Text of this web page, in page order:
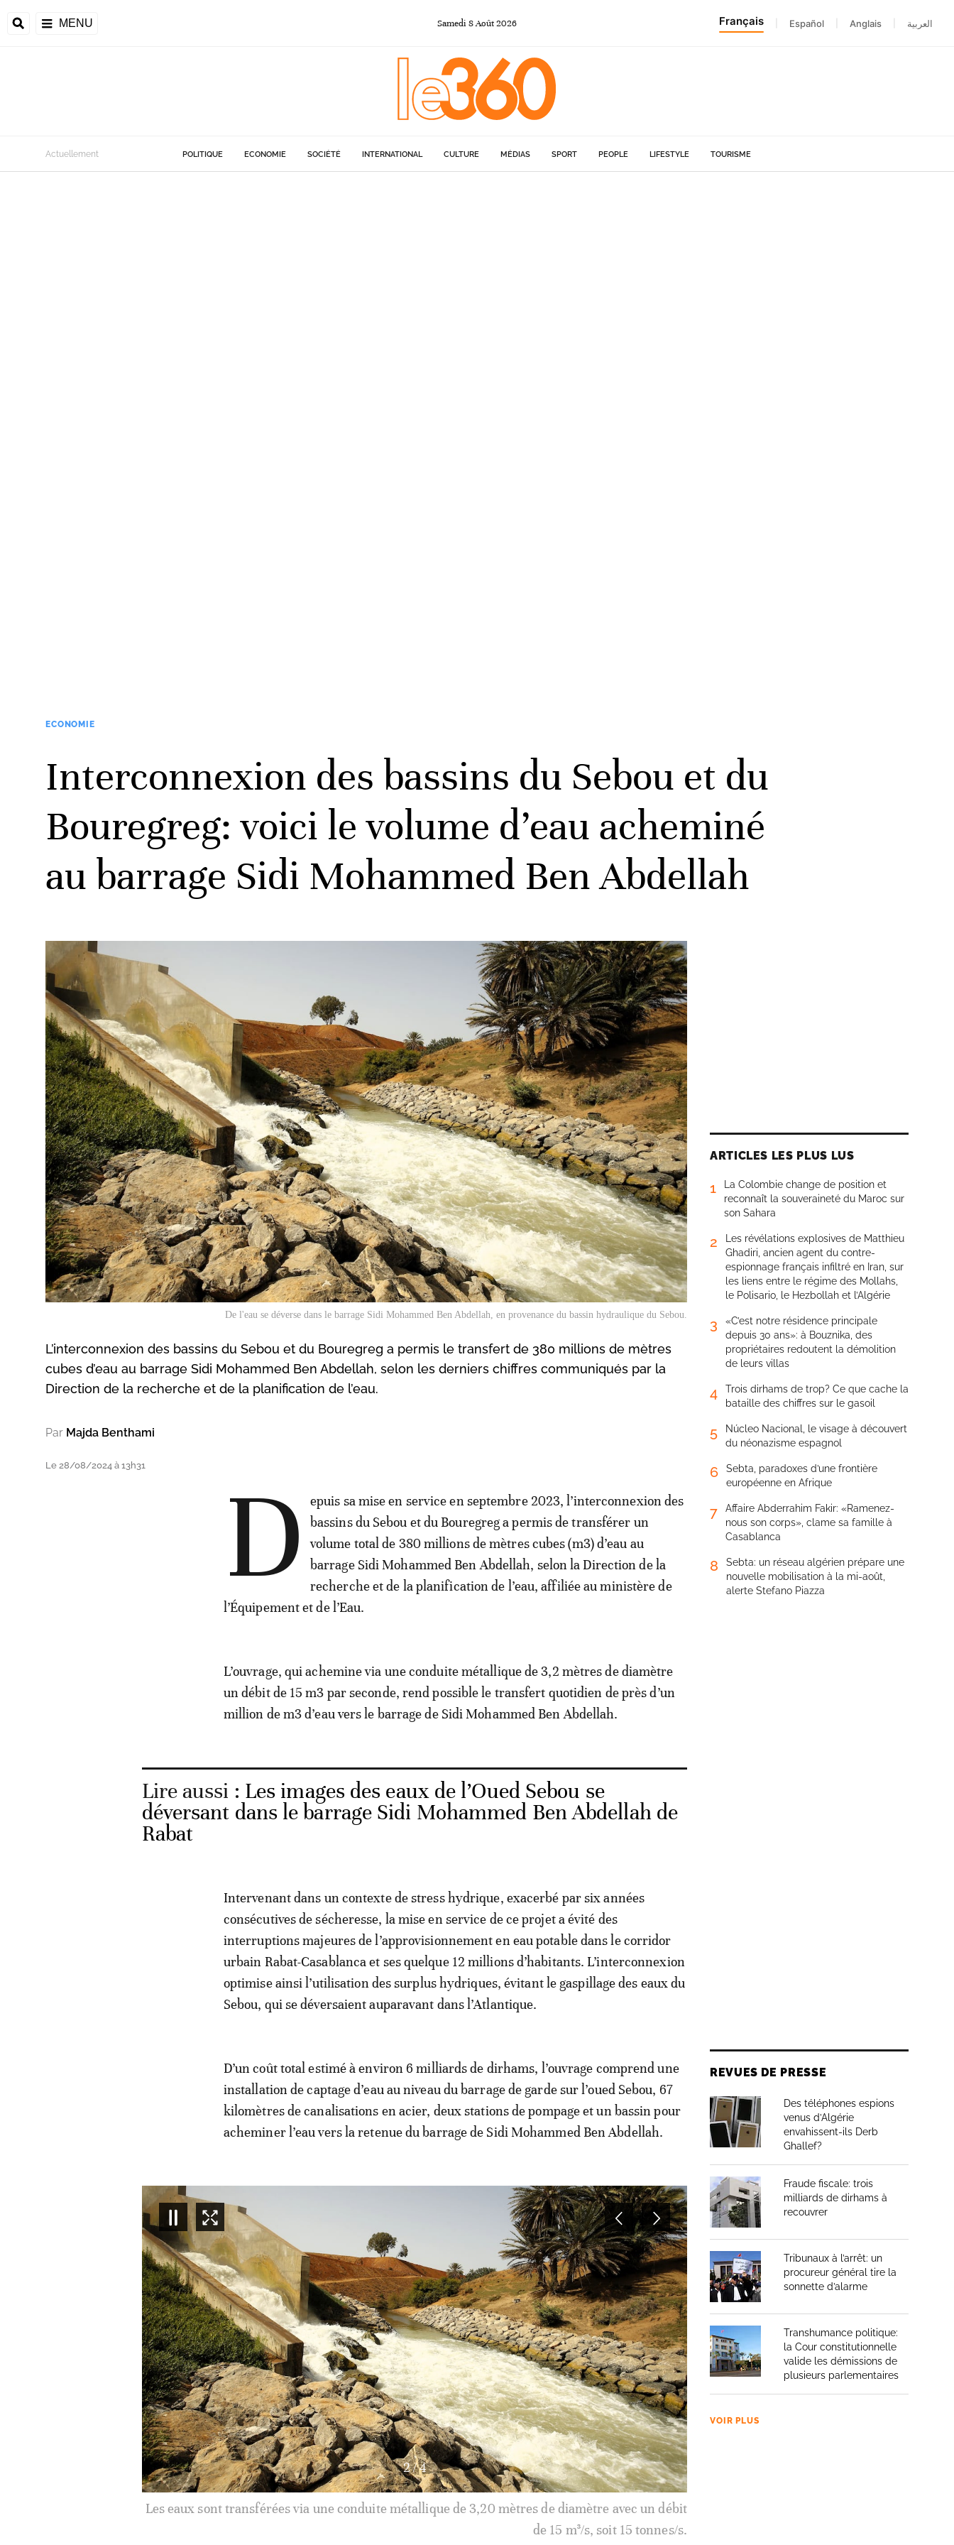
MENU Samedi 8Août2026 Français Español Anglais العربية
Actuellement POLITIQUE ECONOMIE SOCIÉTÉ INTERNATIONAL CULTURE MÉDIAS SPORT PEOPLE LIFESTYLE TOURISME
ECONOMIE
Interconnexion des bassins du Sebou et du
Bouregreg: voici le volume d’eau acheminé
au barrage Sidi Mohammed Ben Abdellah
De l'eau se déverse dans le barrage Sidi Mohammed Ben Abdellah, en provenance du bassin hydraulique du Sebou.
L’interconnexion des bassins du Sebou et du Bouregreg a permis le transfert de 380 millions de mètres
cubes d’eau au barrage Sidi Mohammed Ben Abdellah, selon les derniers chiffres communiqués par la
Direction de la recherche et de la planification de l’eau.
Par Majda Benthami
Le 28/08/2024 à 13h31 D
epuis sa mise en service en septembre 2023, l’interconnexion des
bassins du Sebou et du Bouregreg a permis de transférer un
volume total de 380 millions de mètres cubes (m3) d’eau au
barrage Sidi Mohammed Ben Abdellah, selon la Direction de la
recherche et de la planification de l’eau, affiliée au ministère de
l’Équipement et de l’Eau.
L’ouvrage, qui achemine via une conduite métallique de 3,2 mètres de diamètre
un débit de 15 m3 par seconde, rend possible le transfert quotidien de près d’un
million de m3 d’eau vers le barrage de Sidi Mohammed Ben Abdellah.
Lire aussi : Les images des eaux de l’Oued Sebou se
déversant dans le barrage Sidi Mohammed Ben Abdellah de
Rabat
Intervenant dans un contexte de stress hydrique, exacerbé par six années
consécutives de sécheresse, la mise en service de ce projet a évité des
interruptions majeures de l’approvisionnement en eau potable dans le corridor
urbain Rabat-Casablanca et ses quelque 12 millions d’habitants. L’interconnexion
optimise ainsi l’utilisation des surplus hydriques, évitant le gaspillage des eaux du
Sebou, qui se déversaient auparavant dans l’Atlantique.
D’un coût total estimé à environ 6 milliards de dirhams, l’ouvrage comprend une
installation de captage d’eau au niveau du barrage de garde sur l’oued Sebou, 67
kilomètres de canalisations en acier, deux stations de pompage et un bassin pour
acheminer l’eau vers la retenue du barrage de Sidi Mohammed Ben Abdellah.
3/4
Les eaux sont transférées via une conduite métallique de 3,20 mètres de diamètre avec un débit
de 15 m³/s, soit 15 tonnes/s.
ARTICLES LES PLUS LUS
1
La Colombie change de position et
reconnaît la souveraineté du Maroc sur
son Sahara
2
Les révélations explosives de Matthieu
Ghadiri, ancien agent du contre-
espionnage français infiltré en Iran, sur
les liens entre le régime des Mollahs,
le Polisario, le Hezbollah et l’Algérie
3
«C’est notre résidence principale
depuis 30 ans»: à Bouznika, des
propriétaires redoutent la démolition
de leurs villas
4
Trois dirhams de trop? Ce que cache la
bataille des chiffres sur le gasoil
5
Núcleo Nacional, le visage à découvert
du néonazisme espagnol
6
Sebta, paradoxes d’une frontière
européenne en Afrique
7
Affaire Abderrahim Fakir: «Ramenez-
nous son corps», clame sa famille à
Casablanca
8
Sebta: un réseau algérien prépare une
nouvelle mobilisation à la mi-août,
alerte Stefano Piazza
REVUES DE PRESSE
Des téléphones espions
venus d’Algérie
envahissent-ils Derb
Ghallef?
Fraude fiscale: trois
milliards de dirhams à
recouvrer
Tribunaux à l’arrêt: un
procureur général tire la
sonnette d’alarme
Transhumance politique:
la Cour constitutionnelle
valide les démissions de
plusieurs parlementaires
VOIR PLUS